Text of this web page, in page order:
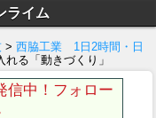
ライム
> 西脇工業 1日2時間・日
る「動きづくり」
信中！フォロー